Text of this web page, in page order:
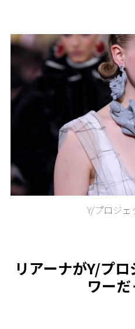
Y/プロジェ
リアーナがY/プ
ワー